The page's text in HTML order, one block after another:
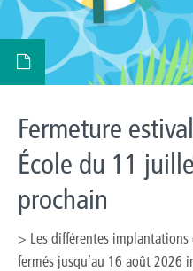
Fermeture
École du 11
prochain
> Les différentes implantations
fermés jusqu’au 16 août 2026